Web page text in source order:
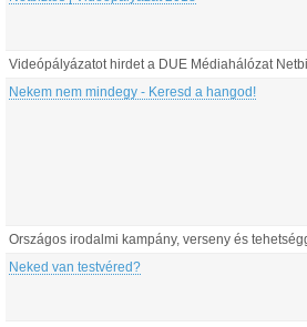
Videópályázatot hirdet a DUE Médiahálózat
Nekem nem mindegy - Keresd a hangod!
Országos irodalmi kampány, verseny és
Neked van testvéred?